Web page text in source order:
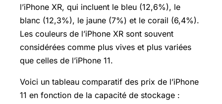
l’iPhone XR, qui incluent le bleu (12,6%), le
blanc (12,3%), le jaune (7%) et le corail (6,4%).
Les couleurs de l’iPhone XR sont souvent
considérées comme plus vives et plus variées
que celles de l’iPhone 11.
Voici un tableau comparatif des prix de l’iPhone
11 en fonction de la capacité de stockage :